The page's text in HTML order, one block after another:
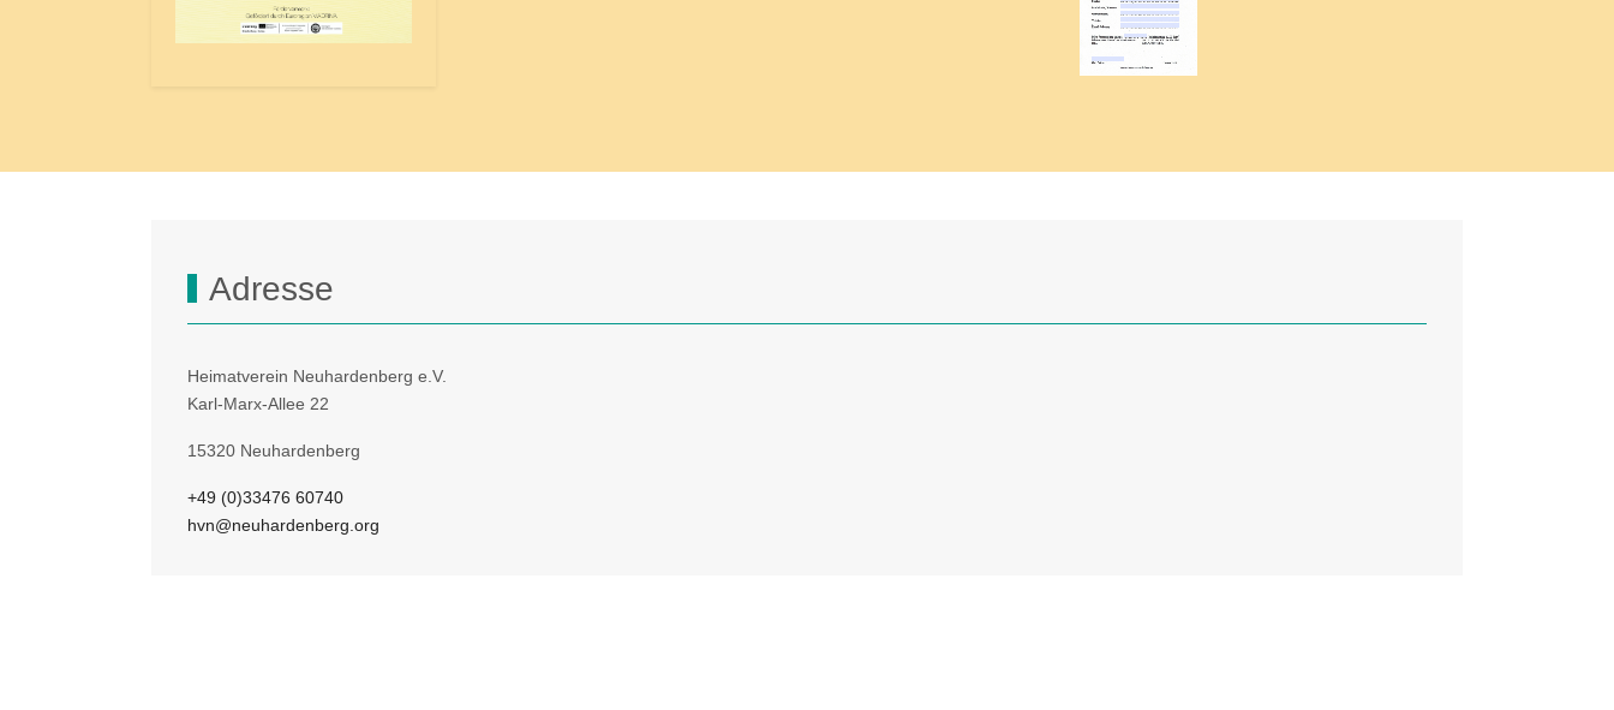
Adresse
Heimatverein Neuhardenberg e.V.
Karl-Marx-Allee 22
15320 Neuhardenberg
+49 (0)33476 60740
hvn@neuhardenberg.org